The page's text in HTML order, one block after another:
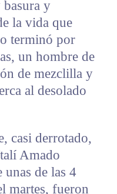
y
la vida que
terminó por
un hombre de
de mezclilla y
al desolado
casi derrotado,
Amado
unas de las 4
martes, fueron